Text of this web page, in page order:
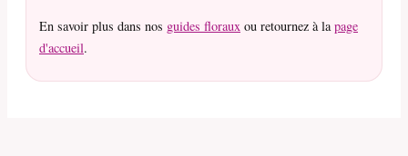
En savoir plus dans nos guides floraux ou retournez à lapage
d'accueil.